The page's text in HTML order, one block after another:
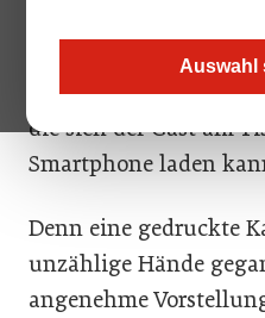
Auswahl
aber erst jetzt wirklich
einleuchten. Zum
die sich der Gast am
Smartphone laden
Denn eine gedruckte
unzählige Hände
angenehme